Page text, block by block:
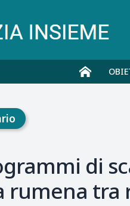
di
rumena tra